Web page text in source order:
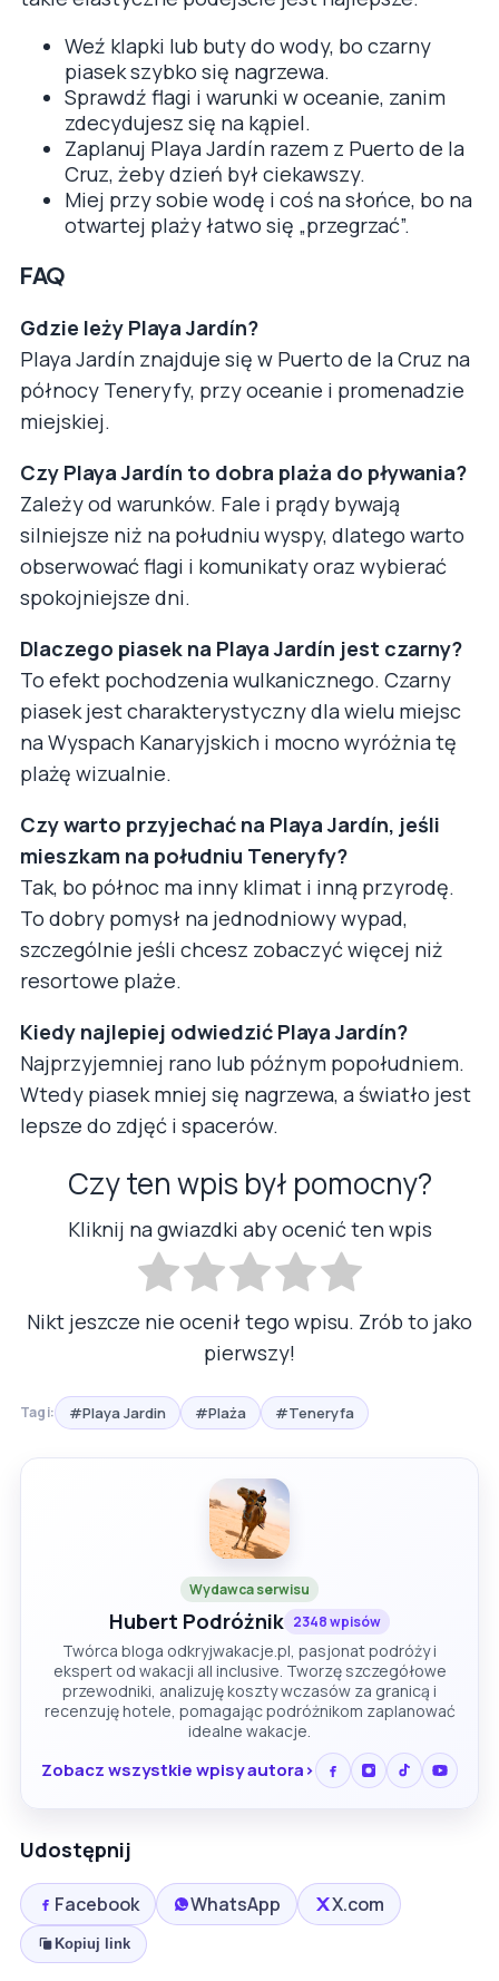
Weź klapki lub buty do wody, bo czarny
piasek szybko się nagrzewa.
Sprawdź flagi i warunki w oceanie, zanim
zdecydujesz się na kąpiel.
Zaplanuj Playa Jardín razem z Puerto de la
Cruz, żeby dzień był ciekawszy.
Miej przy sobie wodę i coś na słońce, bo na
otwartej plaży łatwo się „przegrzać”.
FAQ
Gdzie leży Playa Jardín?
Playa Jardín znajduje się w Puerto de la Cruz na
północy Teneryfy, przy oceanie i promenadzie
miejskiej.
Czy Playa Jardín to dobra plaża do pływania?
Zależy od warunków. Fale i prądy bywają
silniejsze niż na południu wyspy, dlatego warto
obserwować flagi i komunikaty oraz wybierać
spokojniejsze dni.
Dlaczego piasek na Playa Jardín jest czarny?
To efekt pochodzenia wulkanicznego. Czarny
piasek jest charakterystyczny dla wielu miejsc
na Wyspach Kanaryjskich i mocno wyróżnia tę
plażę wizualnie.
Czy warto przyjechać na Playa Jardín, jeśli
mieszkam na południu Teneryfy?
Tak, bo północ ma inny klimat i inną przyrodę.
To dobry pomysł na jednodniowy wypad,
szczególnie jeśli chcesz zobaczyć więcej niż
resortowe plaże.
Kiedy najlepiej odwiedzić Playa Jardín?
Najprzyjemniej rano lub późnym popołudniem.
Wtedy piasek mniej się nagrzewa, a światło jest
lepsze do zdjęć i spacerów.
Czy ten wpis był pomocny?
Kliknij na gwiazdki aby ocenić ten wpis
Nikt jeszcze nie ocenił tego wpisu. Zrób to jako
pierwszy!
Tagi: #Playa Jardin #Plaża #Teneryfa
Wydawca serwisu
Hubert Podróżnik 2348 wpisów
Twórca bloga odkryjwakacje.pl, pasjonat podróży i
ekspert od wakacji all inclusive. Tworzę szczegółowe
przewodniki, analizuję koszty wczasów za granicą i
recenzuję hotele, pomagając podróżnikom zaplanować
idealne wakacje.
Zobacz wszystkie wpisy autora
Udostępnij
Facebook WhatsApp X.com
Kopiuj link